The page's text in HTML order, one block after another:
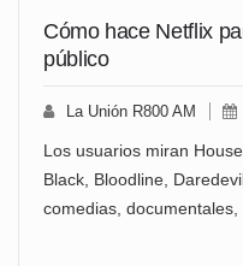
Cómo hace Netflix
público
La Unión R800 AM
Los usuarios miran
Black, Bloodline,
comedias,